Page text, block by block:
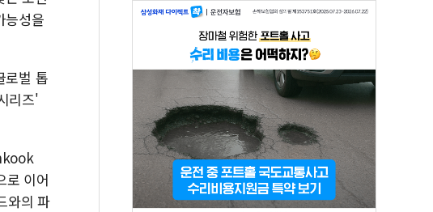
능성을
로벌 톱
리즈'
이어
와의 파